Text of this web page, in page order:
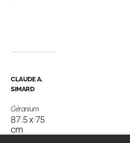
CLAUDE A.
SIMARD
Géranium
87.5 x 75
cm